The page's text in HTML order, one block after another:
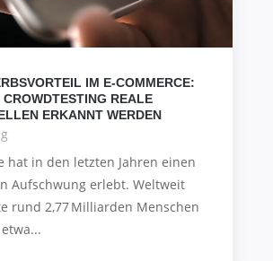
IM E-COMMERCE:
CROWDTESTING REALE
ERKANNT WERDEN
hat in den letzten Jahren einen
Aufschwung erlebt. Weltweit
rund 2,77 Milliarden Menschen